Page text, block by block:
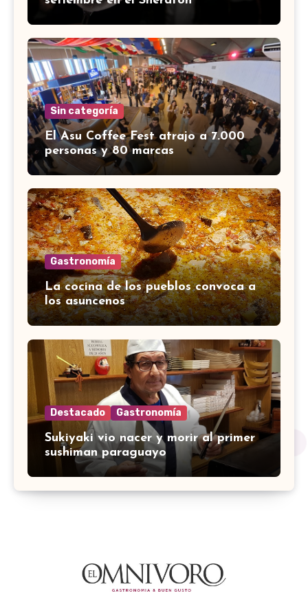
Sin categoría
El Asu Coffee Fest atrajo a 7.000
personas y 80 marcas
Gastronomía
La cocina de los pueblos convoca a
los asuncenos
Destacado Gastronomía
Sukiyaki vio nacer y morir al primer
sushiman paraguayo